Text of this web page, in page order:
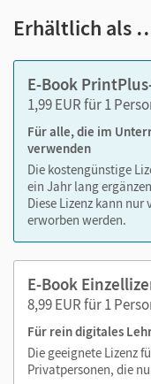
Notizen erstellen
Lesezeichen
Zoomen
Erhältlich als
E-Book
1,99 EUR für 1
Für alle, die im
verwenden
Die kostengünstige
ein Jahr lang
Diese Lizenz kann
erworben werden.
E-Book
8,99 EUR für 1
Für rein digitales
Die geeignete Lizenz
Privatpersonen, die